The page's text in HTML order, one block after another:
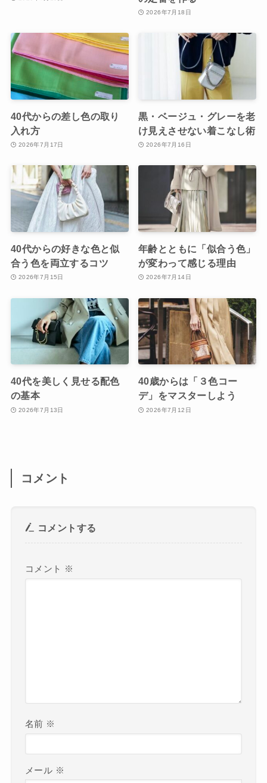
2026年7月18日
40代からの差し色の取り
入れ方
2026年7月17日
黒・ベージュ・グレーを老
け見えさせない着こなし術
2026年7月16日
40代からの好きな色と似
合う色を両立するコツ
2026年7月15日
年齢とともに「似合う色」
が変わって感じる理由
2026年7月14日
40代を美しく見せる配色
の基本
2026年7月13日
40歳からは「３色コー
デ」をマスターしよう
2026年7月12日
コメント
コメントする
コメント ※
名前 ※
メール ※